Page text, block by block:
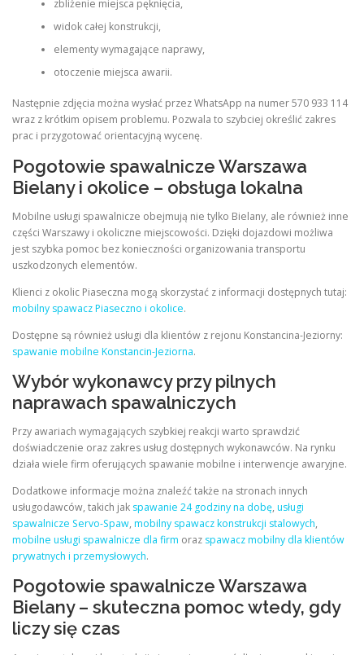
zbliżenie miejsca pęknięcia,
widok całej konstrukcji,
elementy wymagające naprawy,
otoczenie miejsca awarii.
Następnie zdjęcia można wysłać przez WhatsApp na numer 570 933 114
wraz z krótkim opisem problemu. Pozwala to szybciej określić zakres
prac i przygotować orientacyjną wycenę.
Pogotowie spawalnicze Warszawa
Bielany i okolice – obsługa lokalna
Mobilne usługi spawalnicze obejmują nie tylko Bielany, ale również inne
części Warszawy i okoliczne miejscowości. Dzięki dojazdowi możliwa
jest szybka pomoc bez konieczności organizowania transportu
uszkodzonych elementów.
Klienci z okolic Piaseczna mogą skorzystać z informacji dostępnych tutaj:
mobilny spawacz Piaseczno i okolice.
Dostępne są również usługi dla klientów z rejonu Konstancina-Jeziorny:
spawanie mobilne Konstancin-Jeziorna.
Wybór wykonawcy przy pilnych
naprawach spawalniczych
Przy awariach wymagających szybkiej reakcji warto sprawdzić
doświadczenie oraz zakres usług dostępnych wykonawców. Na rynku
działa wiele firm oferujących spawanie mobilne i interwencje awaryjne.
Dodatkowe informacje można znaleźć także na stronach innych
usługodawców, takich jak spawanie 24 godziny na dobę, usługi
spawalnicze Servo-Spaw, mobilny spawacz konstrukcji stalowych,
mobilne usługi spawalnicze dla firm oraz spawacz mobilny dla klientów
prywatnych i przemysłowych.
Pogotowie spawalnicze Warszawa
Bielany – skuteczna pomoc wtedy, gdy
liczy się czas